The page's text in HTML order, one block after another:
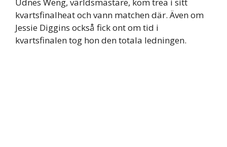
kvartsfinalheat och vann matchen där. Även om
Jessie Diggins också fick ont om tid i
kvartsfinalen tog hon den totala ledningen.